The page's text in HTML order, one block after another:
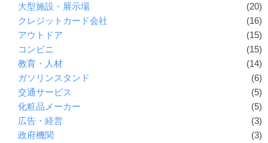
大型施設・展示場
(20)
クレジットカード会社
(16)
アウトドア
(15)
コンビニ
(15)
教育・人材
(14)
ガソリンスタンド
(6)
交通サービス
(5)
化粧品メーカー
(5)
広告・経営
(3)
政府機関
(3)